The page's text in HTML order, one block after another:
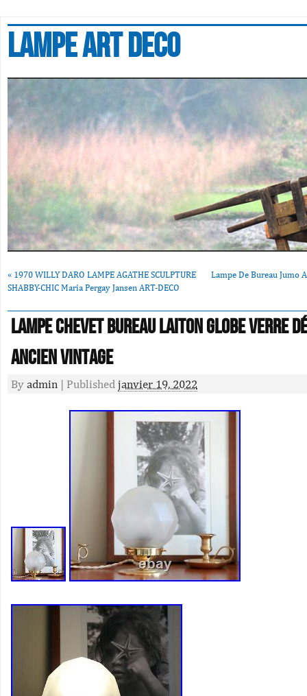
Lampe art deco
« 1970 WILLY DARO LAMPE AGATHE SCULPTURE
SHABBY-CHIC Maria Pergay Jansen ART-DECO
Lampe De Bureau Jumo
Lampe chevet bureau laiton globe verre
ancien vintage
By admin | Published janvier 19, 2022